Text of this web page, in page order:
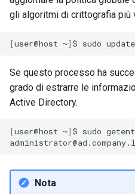
gli algoritmi di crittografia più
[user@host ~] $ sudo
Se questo processo ha
grado di estrarre le
Active Directory.
[user@host ~] $ sudo getent
Nota